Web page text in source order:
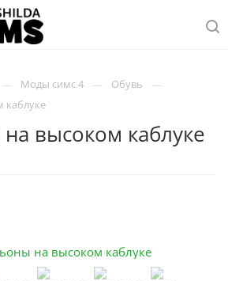
Моды симс 4
Обувь
каблуке
высоком каблуке